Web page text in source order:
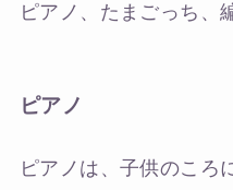
ピアノ、たまごっち、
ピアノ
ピアノは、子供のころ